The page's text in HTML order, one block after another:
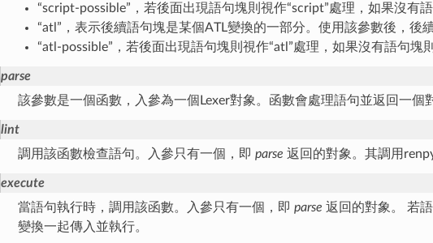
“script-possible”，若後面出現語句塊則視作“script”處理，如果沒有語
“atl”，表示後續語句塊是某個ATL變換的一部分。使用該參數後，後
“atl-possible”，若後面出現語句塊則視作“atl”處理，如果沒有語句塊
parse
該參數是一個函數，入參為一個Lexer對象。函數會處理語句並返回一個
lint
調用該函數檢查語句。入參只有一個，即 parse 返回的對象。其調用
execute
當語句執行時，調用該函數。入參只有一個，即 parse 返回的對象。 若
變換一起傳入並執行。